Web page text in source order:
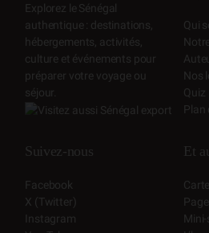
Explorez le Sénégal
authentique : destinations,
hébergements, activités,
culture et événements pour
préparer votre voyage ou
séjour.
Qui
Nos
Quiz
Plan
Suivez-nous
Facebook
X (Twitter)
Instagram
Et